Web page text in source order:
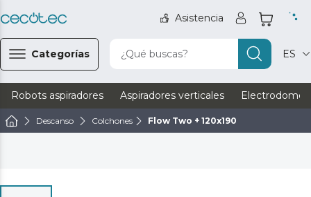
Asistencia
Categorías ¿Qué buscas? ES
Robots aspiradores Aspiradores verticales
Descanso Colchones Flow Two + 120x190